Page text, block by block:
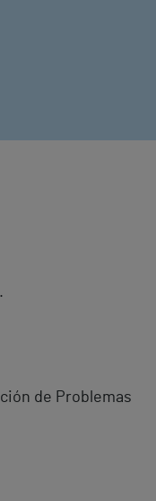
de Problemas